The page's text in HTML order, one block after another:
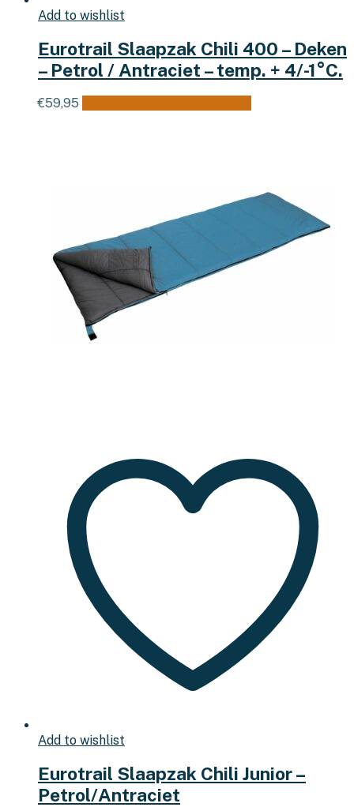
Add to wishlist
Eurotrail Slaapzak Chili 400 – Deken
– Petrol / Antraciet – temp. + 4/-1°C.
€59,95
Add to wishlist
Eurotrail Slaapzak Chili Junior –
Petrol/Antraciet